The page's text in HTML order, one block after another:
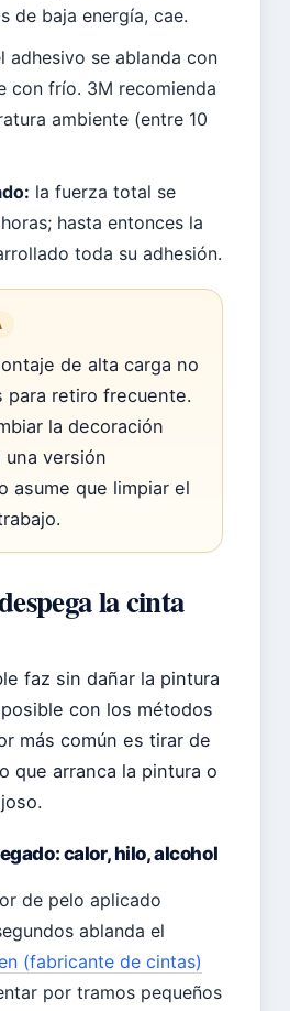
de baja energía, cae.
adhesivo se ablanda con
con frío. 3M recomienda
ambiente (entre 10
la fuerza total se
hasta entonces la
toda su adhesión.
de alta carga no
para retiro frecuente.
la decoración
una versión
asume que limpiar el
la cinta
faz sin dañar la pintura
con los métodos
más común es tirar de
que arranca la pintura o
calor, hilo, alcohol
de pelo aplicado
ablanda el
(fabricante de cintas)
por tramos pequeños